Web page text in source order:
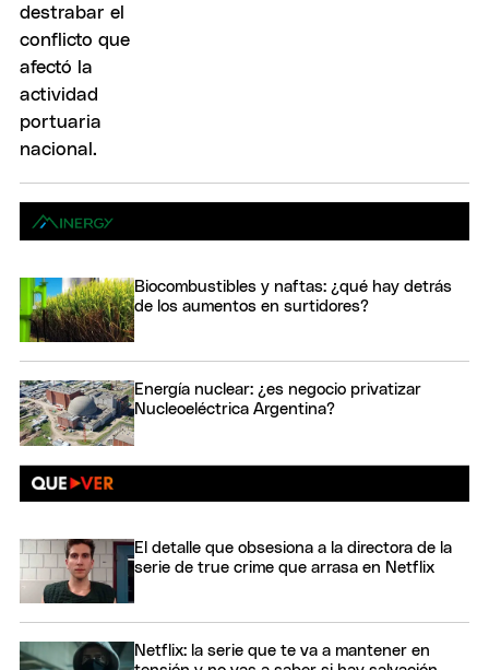
Biocombustibles y naftas: ¿qué hay detrás
de los aumentos en surtidores?
Energía nuclear: ¿es negocio privatizar
Nucleoeléctrica Argentina?
El detalle que obsesiona a la directora de la
serie de true crime que arrasa en Netflix
Netflix: la serie que te va a mantener en